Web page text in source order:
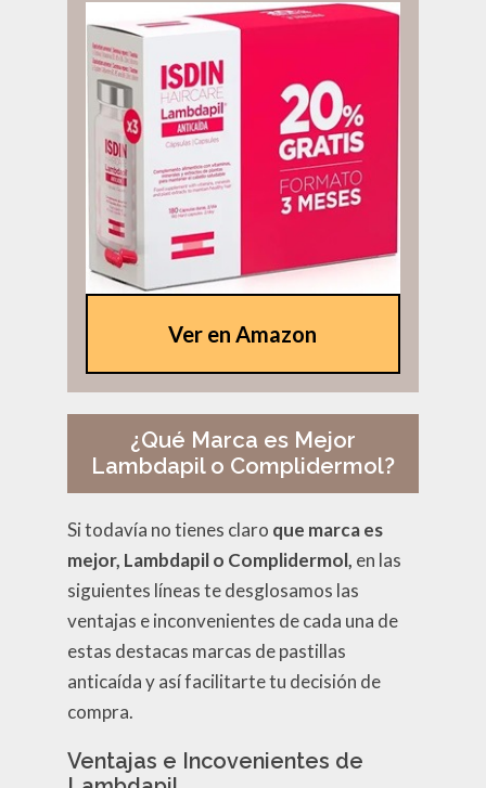
Ver en Amazon
¿Qué Marca es Mejor
Lambdapil o Complidermol?
Si todavía no tienes claro que marca es
mejor, Lambdapil o Complidermol, en las
siguientes líneas te desglosamos las
ventajas e inconvenientes de cada una de
estas destacas marcas de pastillas
anticaída y así facilitarte tu decisión de
compra.
Ventajas e Incovenientes de